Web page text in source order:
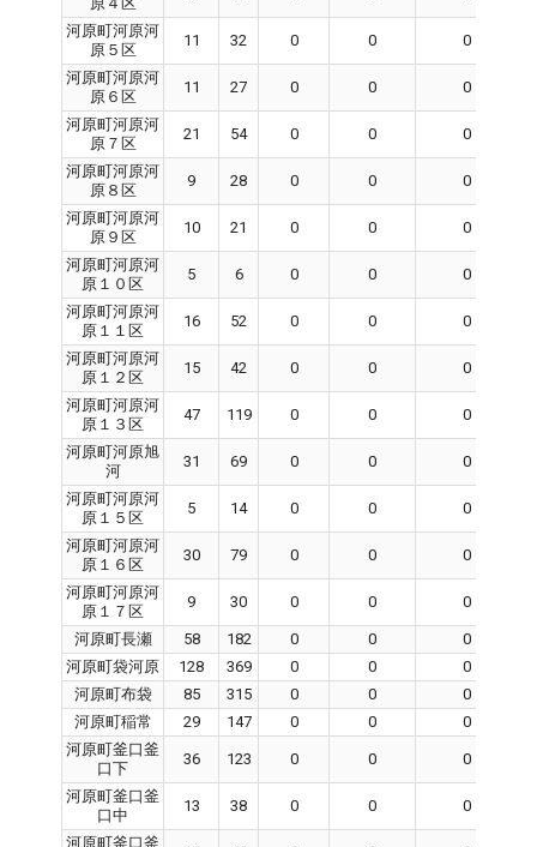
河原町河原河
原５区
11 32 0 0 0
河原町河原河
原６区
11 27 0 0 0
河原町河原河
原７区
21 54 0 0 0
河原町河原河
原８区
9 28 0 0 0
河原町河原河
原９区
10 21 0 0 0
河原町河原河
原１０区
5 6 0 0 0
河原町河原河
原１１区
16 52 0 0 0
河原町河原河
原１２区
15 42 0 0 0
河原町河原河
原１３区
47 119 0 0 0
河原町河原旭
河
31 69 0 0 0
河原町河原河
原１５区
5 14 0 0 0
河原町河原河
原１６区
30 79 0 0 0
河原町河原河
原１７区
9 30 0 0 0
河原町長瀬 58 182 0 0
0
河原町袋河原
128 369 0 0
0
河原町布袋
85 315 0 0
0
河原町稲常
29 147 0 0
0
河原町釜口釜
口下
36 123 0 0 0
河原町釜口釜
口中
13 38 0 0 0
河原町釜口釜